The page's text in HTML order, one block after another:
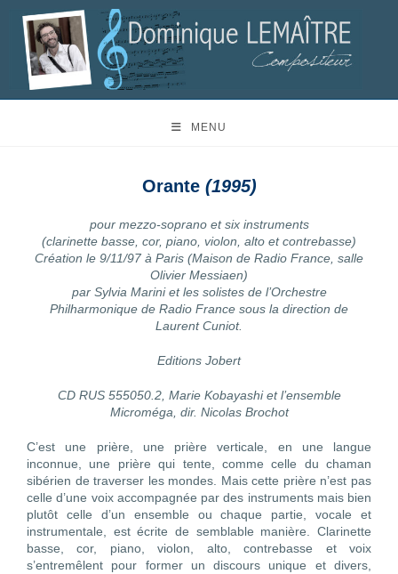
MENU
Orante (1995)
pour mezzo-soprano et six instruments
(clarinette basse, cor, piano, violon, alto et contrebasse)
Création le 9/11/97 à Paris (Maison de Radio France, salle
Olivier Messiaen)
par Sylvia Marini et les solistes de l’Orchestre
Philharmonique de Radio France sous la direction de
Laurent Cuniot.
Editions Jobert
CD RUS 555050.2, Marie Kobayashi et l’ensemble
Microméga, dir. Nicolas Brochot
C’est une prière, une prière verticale, en une langue
inconnue, une prière qui tente, comme celle du chaman
sibérien de traverser les mondes. Mais cette prière n’est pas
celle d’une voix accompagnée par des instruments mais bien
plutôt celle d’un ensemble ou chaque partie, vocale et
instrumentale, est écrite de semblable manière. Clarinette
basse, cor, piano, violon, alto, contrebasse et voix
s’entremêlent pour former un discours unique et divers,